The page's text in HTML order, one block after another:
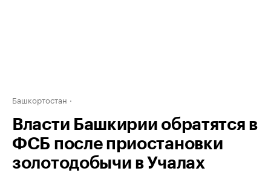
Башкортостан
Власти Башкирии обратятся в
ФСБ после приостановки
золотодобычи в Учалах